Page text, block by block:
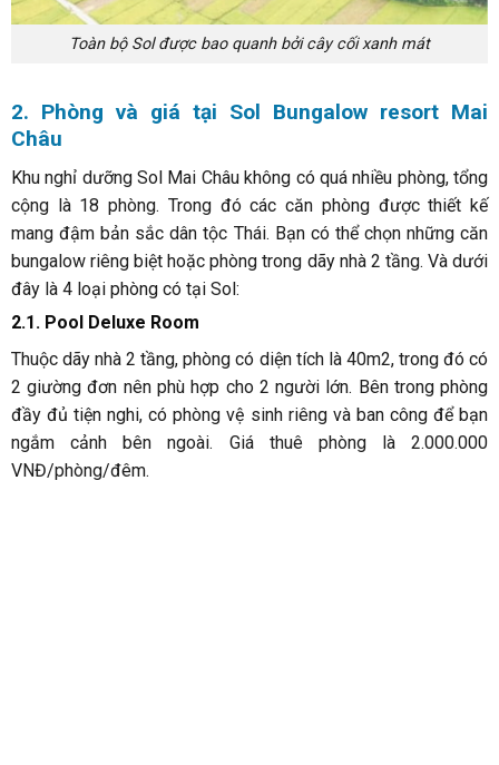
Toàn bộ Sol được bao quanh bởi cây cối xanh mát
2. Phòng và giá tại Sol Bungalow resort Mai
Châu
Khu nghỉ dưỡng Sol Mai Châu không có quá nhiều phòng, tổng
cộng là 18 phòng. Trong đó các căn phòng được thiết kế
mang đậm bản sắc dân tộc Thái. Bạn có thể chọn những căn
bungalow riêng biệt hoặc phòng trong dãy nhà 2 tầng. Và dưới
đây là 4 loại phòng có tại Sol:
2.1. Pool Deluxe Room
Thuộc dãy nhà 2 tầng, phòng có diện tích là 40m2, trong đó có
2 giường đơn nên phù hợp cho 2 người lớn. Bên trong phòng
đầy đủ tiện nghi, có phòng vệ sinh riêng và ban công để bạn
ngắm cảnh bên ngoài. Giá thuê phòng là 2.000.000
VNĐ/phòng/đêm.